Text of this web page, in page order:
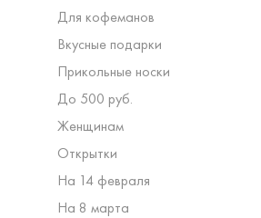
Для кофеманов
Вкусные подарки
Прикольные носки
До 500 руб.
Женщинам
Открытки
На 14 февраля
На 8 марта